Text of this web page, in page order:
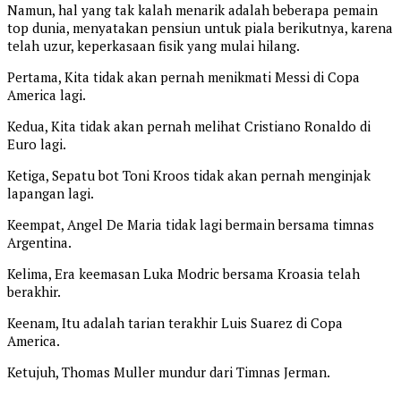
Namun, hal yang tak kalah menarik adalah beberapa pemain
top dunia, menyatakan pensiun untuk piala berikutnya, karena
telah uzur, keperkasaan fisik yang mulai hilang.
Pertama, Kita tidak akan pernah menikmati Messi di Copa
America lagi.
Kedua, Kita tidak akan pernah melihat Cristiano Ronaldo di
Euro lagi.
Ketiga, Sepatu bot Toni Kroos tidak akan pernah menginjak
lapangan lagi.
Keempat, Angel De Maria tidak lagi bermain bersama timnas
Argentina.
Kelima, Era keemasan Luka Modric bersama Kroasia telah
berakhir.
Keenam, Itu adalah tarian terakhir Luis Suarez di Copa
America.
Ketujuh, Thomas Muller mundur dari Timnas Jerman.